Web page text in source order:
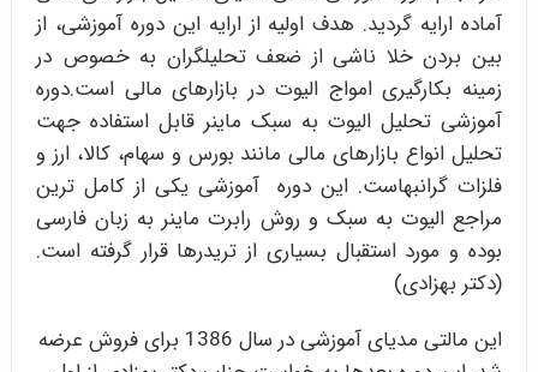
آماده ارایه گردید. هدف اولیه از ارایه این دوره آموزشی، از
بین بردن خلا ناشی از ضعف تحلیلگران به خصوص در
زمینه بکارگیری امواج الیوت در بازارهای مالی است.دوره
آموزشی تحلیل الیوت به سبک ماینر قابل استفاده جهت
تحلیل انواع بازارهای مالی مانند بورس و سهام، کالا، ارز و
فلزات گرانبهاست. این دوره آموزشی یکی از کامل ترین
مراجع الیوت به سبک و روش رابرت ماینر به زبان فارسی
بوده و مورد استقبال بسیاری از تریدرها قرار گرفته است.
(دکتر بهزادی)
این مالتی مدیای آموزشی در سال 1386 برای فروش عرضه